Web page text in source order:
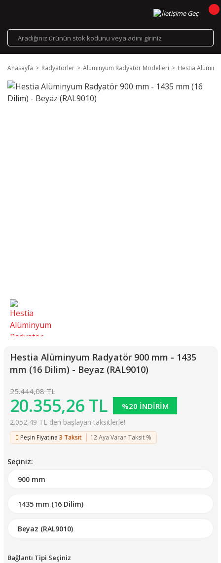
Anasayfa Radyatörler Aluminyum Radyatör Modelleri Hestia
Hestia Alüminyum Radyatör 900 mm - 1435
mm (16 Dilim) - Beyaz (RAL9010)
25.444,08 TL
20.355,26 TL %20 İNDİRİM
2.052,49 TL den başlayan taksitlerle!
Peşin Fiyatına 3 Taksit 12 Aya Varan Taksit %
Seçiniz:
Bağlantı Tipi Seçiniz